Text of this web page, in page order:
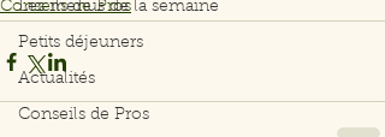
Les menus de la semaine
Petits déjeuners
Actualités
Conseils de Pros
Conseils de Pros